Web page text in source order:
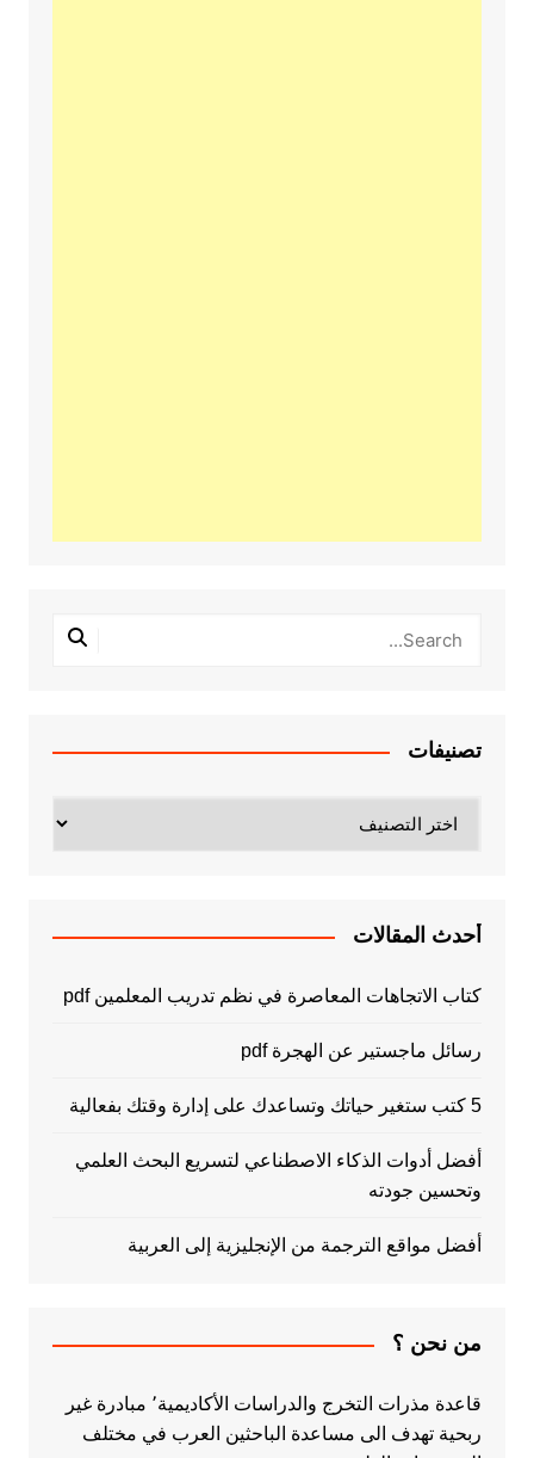
تصنيفات
أحدث المقالات
كتاب الاتجاهات المعاصرة في نظم تدريب المعلمين pdf
رسائل ماجستير عن الهجرة pdf
5 كتب ستغير حياتك وتساعدك على إدارة وقتك بفعالية
أفضل أدوات الذكاء الاصطناعي لتسريع البحث العلمي
وتحسين جودته
أفضل مواقع الترجمة من الإنجليزية إلى العربية
من نحن ؟
قاعدة مذرات التخرج والدراسات الأكاديمية٬ مبادرة غير
ربحية تهدف الى مساعدة الباحثين العرب في مختلف